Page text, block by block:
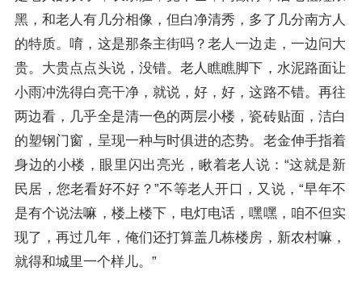
黑，和老人有几分相像，但白净清秀，多了几分南方人
的特质。唷，这是那条主街吗？老人一边走，一边问大
贵。大贵点点头说，没错。老人瞧瞧脚下，水泥路面让
小雨冲洗得白亮干净，就说，好，好，这路不错。再往
两边看，几乎全是清一色的两层小楼，瓷砖贴面，洁白
的塑钢门窗，呈现一种与时俱进的态势。老金伸手指着
身边的小楼，眼里闪出亮光，瞅着老人说：“这就是新
民居，您老看好不好？”不等老人开口，又说，“早年不
是有个说法嘛，楼上楼下，电灯电话，嘿嘿，咱不但实
现了，再过几年，俺们还打算盖几栋楼房，新农村嘛，
就得和城里一个样儿。”